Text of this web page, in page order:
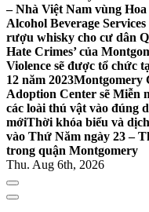
– Nhà Việt Nam vùng
Alcohol Beverage
rượu whisky cho cư dân
Hate Crimes’ của
Violence sẽ được tổ chức
12 năm 2023Montgomery
Adoption Center sẽ Miễn
các loài thú vật vào đúng
mớiThời khóa biểu và
vào Thứ Năm ngày 23 –
trong quận Montgomery
Thu. Aug 6th, 2026